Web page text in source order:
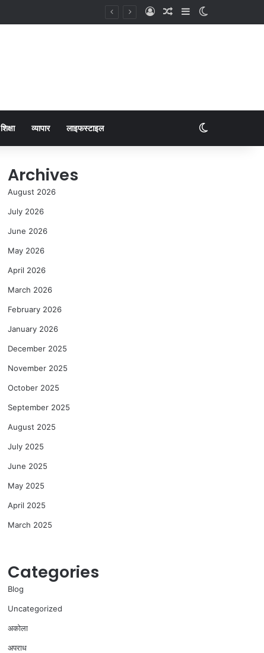
शिक्षा व्यापार लाइफस्टाइल
Archives
August 2026
July 2026
June 2026
May 2026
April 2026
March 2026
February 2026
January 2026
December 2025
November 2025
October 2025
September 2025
August 2025
July 2025
June 2025
May 2025
April 2025
March 2025
Categories
Blog
Uncategorized
अकोला
अपराध